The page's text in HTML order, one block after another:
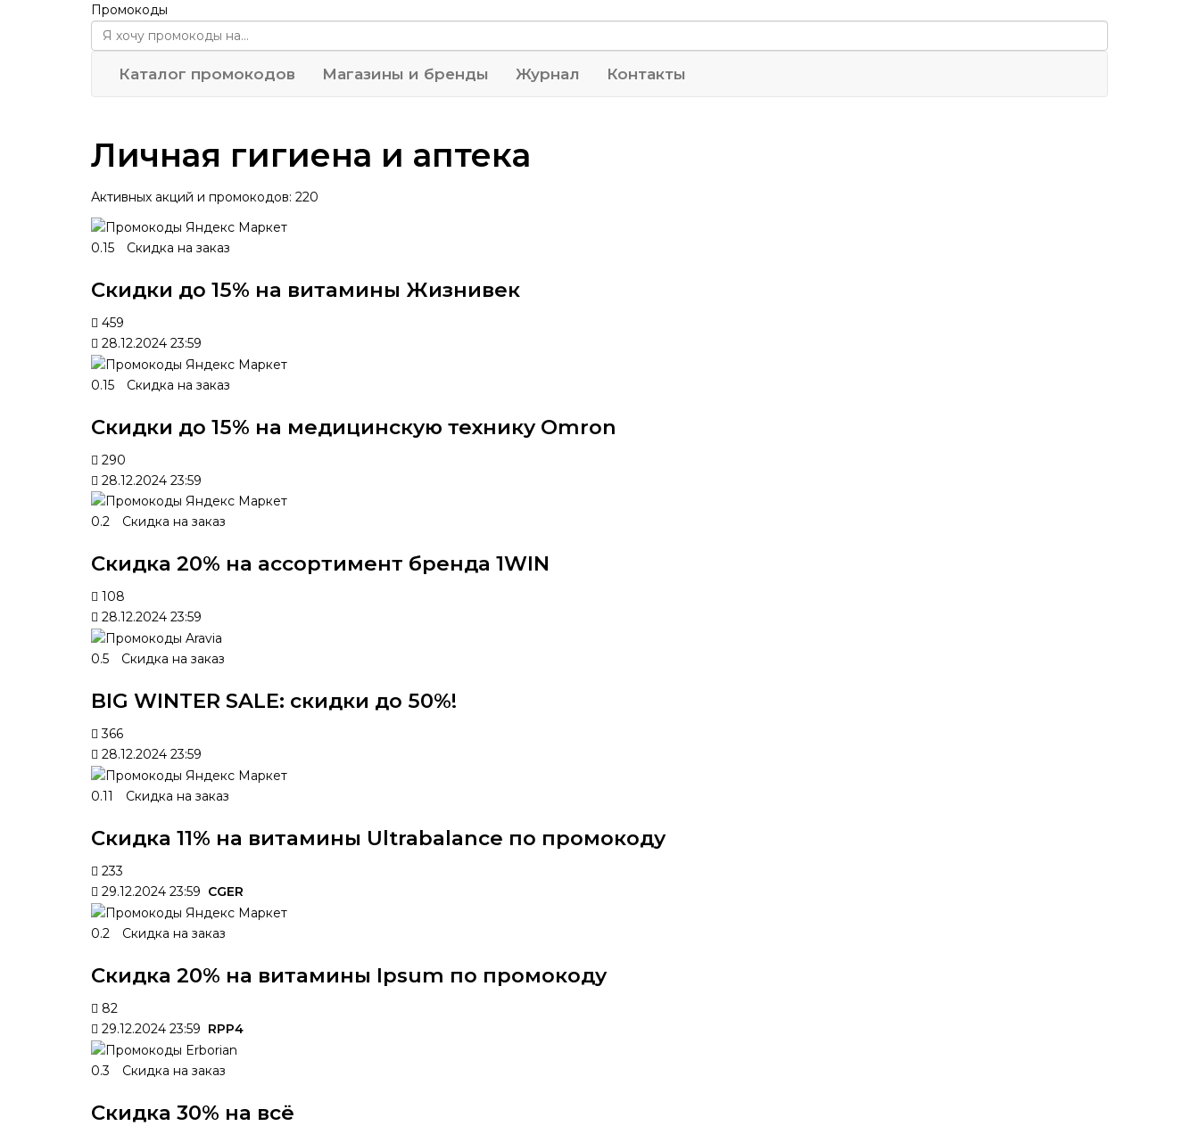
Промокоды
Каталог промокодов Магазины и бренды Журнал Контакты
Личная гигиена и аптека
Активных акций и промокодов: 220
0.15 Скидка на заказ
Скидки до 15% на витамины Жизнивек
459
28.12.2024 23:59
0.15 Скидка на заказ
Скидки до 15% на медицинскую технику Omron
290
28.12.2024 23:59
0.2 Скидка на заказ
Скидка 20% на ассортимент бренда 1WIN
108
28.12.2024 23:59
0.5 Скидка на заказ
BIG WINTER SALE: скидки до 50%!
366
28.12.2024 23:59
0.11 Скидка на заказ
Скидка 11% на витамины Ultrabalance по промокоду
233
29.12.2024 23:59 CGER
0.2 Скидка на заказ
Скидка 20% на витамины Ipsum по промокоду
82
29.12.2024 23:59 RPP4
0.3 Скидка на заказ
Скидка 30% на всё